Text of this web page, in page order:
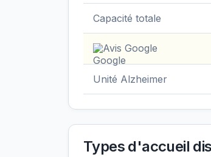
Capacité totale
Avis Google
Unité Alzheimer
Types d'accueil